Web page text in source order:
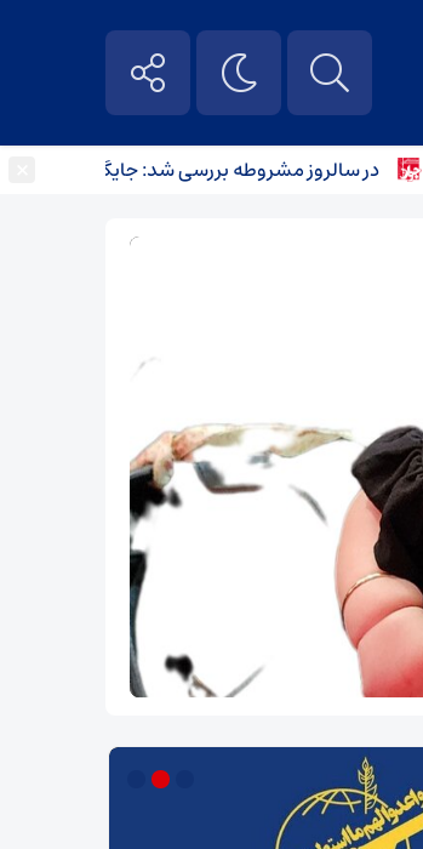
در سالروز مشروطه بررسی شد: جایگاه کودکان در